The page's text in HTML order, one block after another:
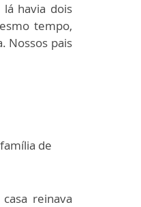
havia dois
tempo,
Nossos pais
de
reinava